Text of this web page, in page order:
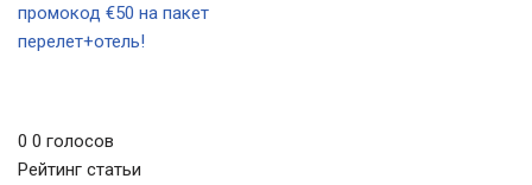
промокод €50 на пакет
перелет+отель!
0 0 голосов
Рейтинг статьи